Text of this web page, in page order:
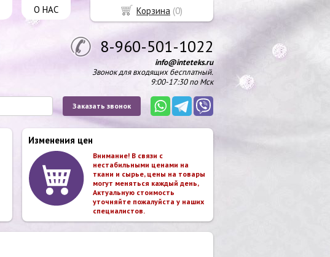
О НАС
8-960-501-1022
info@inteteks.ru
Звонок для входящих бесплатный.
9:00-17:30 по Мск
Заказать звонок
Изменения цен
Внимание! В связи с
нестабильными ценами на
ткани и сырье, цены на товары
могут меняться каждый день,
Актуальную стоимость
уточняйте пожалуйста у наших
специалистов.
Корзина (0)